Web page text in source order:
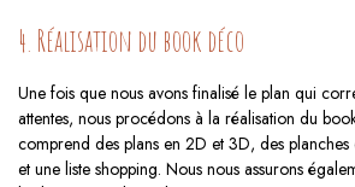
4. Réalisation du book déco
Une fois que nous avons finalisé le plan qui
attentes, nous procédons à la réalisation du
comprend des plans en 2D et 3D, des
et une liste shopping. Nous nous assurons